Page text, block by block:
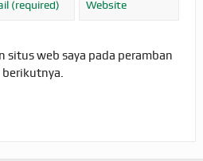
situs web saya pada peramban